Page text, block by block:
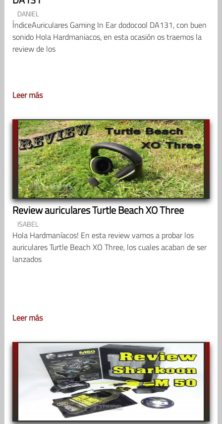
DANIEL
ÍndiceAuriculares Gaming In Ear dodocool DA131, con buen
sonido Hola Hardmaniacos, en esta ocasión os traemos la
review de los
Leer más
Review auriculares Turtle Beach XO Three
ISABEL
Hola Hardmaníacos! En esta review vamos a probar los
auriculares Turtle Beach XO Three, los cuales acaban de ser
lanzados
Leer más